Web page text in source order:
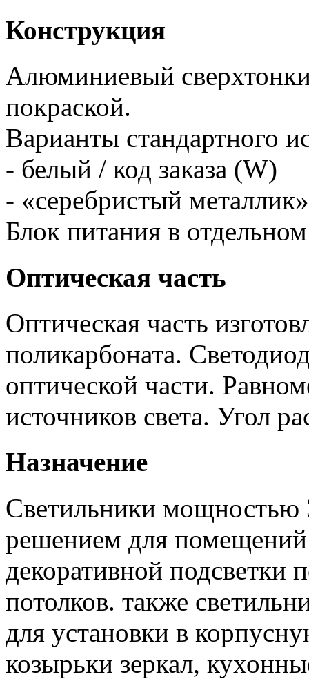
Конструкция
Алюминиевый
покраской.
Варианты стандартного
- белый / код заказа (W)
- «серебристый
Блок питания в
Оптическая часть
Оптическая часть
поликарбоната.
оптической части.
источников света. Угол
Назначение
Светильники мощностью
решением для
декоративной подсветки
потолков. также
для установки в
козырьки зеркал,